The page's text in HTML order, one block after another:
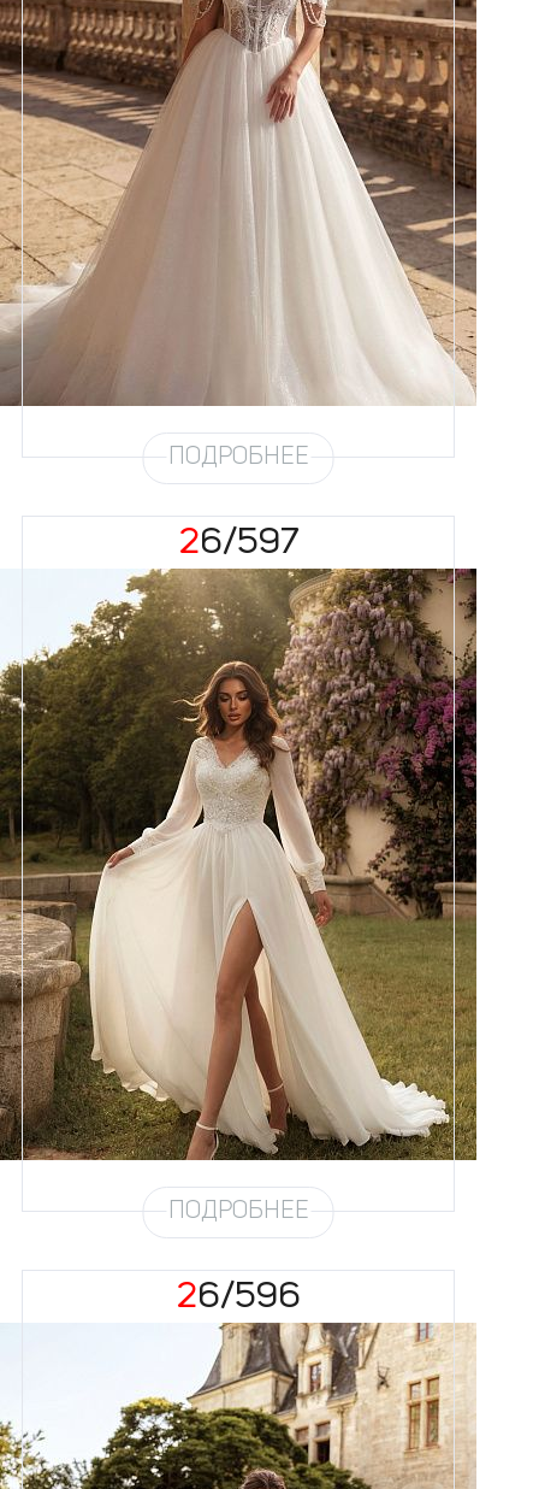
Размеры
42, 44, 46, 48, 50, 52, 54, 56
Цвет
Силуэт
Кружево
ПОДРОБНЕЕ
26/597
Размеры
42, 44, 46, 48
Цвет
Айвори
Силуэт
А-силуэт
Кружево
Бисер, Пайетка
Юбка
Шифон (3,5 метра) + разрез
Шлейф
Возможен
ПОДРОБНЕЕ
26/596